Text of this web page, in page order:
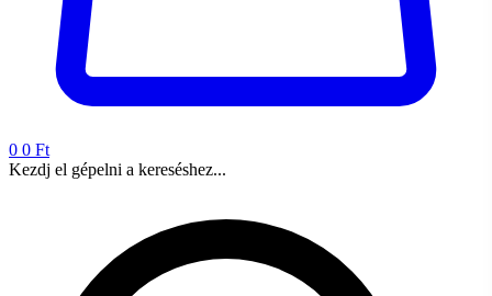
0 0 Ft
Kezdj el gépelni a kereséshez...